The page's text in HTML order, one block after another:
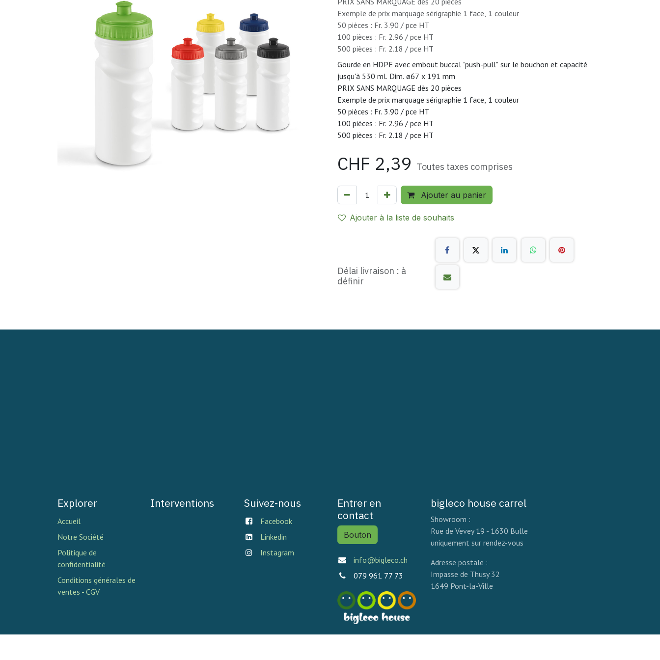
Exemple de prix marquage sérigraphie 1 face, 1 couleur
50 pièces : Fr. 3.90 / pce HT
100 pièces : Fr. 2.96 / pce HT
500 pièces : Fr. 2.18 / pce HT
Gourde en HDPE avec embout buccal "push-pull" sur le bouchon et capacité
jusqu'à 530 ml. Dim. ø67 x 191 mm
PRIX SANS MARQUAGE dès 20 pièces
Exemple de prix marquage sérigraphie 1 face, 1 couleur
50 pièces : Fr. 3.90 / pce HT
100 pièces : Fr. 2.96 / pce HT
500 pièces : Fr. 2.18 / pce HT
CHF 2,39 Toutes taxes comprises
Ajouter au panier
Ajouter à la liste de souhaits
Délai livraison : à
définir
Explorer
Accueil
Notre Société
Politique de
confidentialité
Conditions générales de
ventes - CGV
Interventions Suivez-nous
Facebook
Linkedin
Instagram
Entrer en
contact
Bouton
info@bigleco.ch
079 961 77 73
bigleco house carrel
Showroom :
Rue de Vevey 19 - 1630 Bulle
uniquement sur rendez-vous
Adresse postale :
Impasse de Thusy 32
1649 Pont-la-Ville